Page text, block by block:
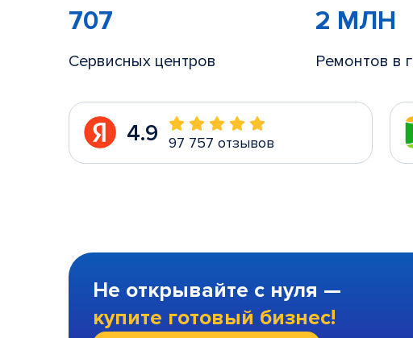
707
Сервисных центров
2 МЛН
Ремонтов в
4.9 97 757 отзывов
Не открывайте с нуля —
купите готовый бизнес!